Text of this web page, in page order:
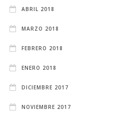
ABRIL 2018
MARZO 2018
FEBRERO 2018
ENERO 2018
DICIEMBRE 2017
NOVIEMBRE 2017